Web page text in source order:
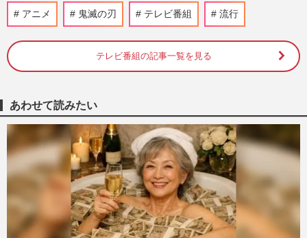
映画『名探偵コナン ハイウェイの堕天
使』近づく“上映終了”の足音、惜しまれる
週刊女性PRIME 2026/8/5
ック』『エガブレイブ』の会社がパチンコ
事業停止でファン悲嘆…高…
週刊女性PRIME
映画『秒速5センチメートル』主演の
SixTONES・松村北斗にオファー殺到、プ
ロから評価される「普通っぽい役…
週刊女性2025年11月11日・18日号 2026/7/30
アニメ 鬼滅の刃 テレビ番組 流行
テレビ番組の記事一覧を見る
あわせて読みたい